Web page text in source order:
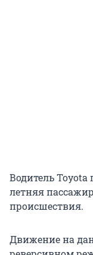
Водитель Toyota
летняя
происшествия.
Движение на